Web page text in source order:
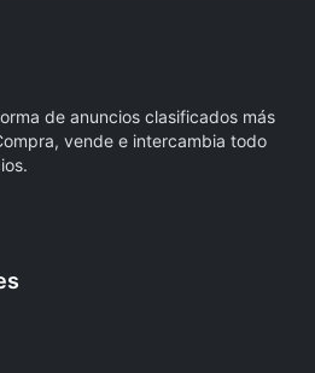
de anuncios clasificados más
vende e intercambia todo